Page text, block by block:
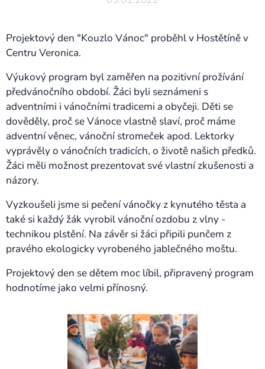
Projektový den "Kouzlo Vánoc" proběhl v Hostětíně v
Centru Veronica.
Výukový program byl zaměřen na pozitivní prožívání
předvánočního období. Žáci byli seznámeni s
adventními i vánočními tradicemi a obyčeji. Děti se
dověděly, proč se Vánoce vlastně slaví, proč máme
adventní věnec, vánoční stromeček apod. Lektorky
vyprávěly o vánočních tradicích, o životě našich předků.
Žáci měli možnost prezentovat své vlastní zkušenosti a
názory.
Vyzkoušeli jsme si pečení vánočky z kynutého těsta a
také si každý žák vyrobil vánoční ozdobu z vlny -
technikou plstění. Na závěr si žáci připili punčem z
pravého ekologicky vyrobeného jablečného moštu.
Projektový den se dětem moc líbil, připravený program
hodnotíme jako velmi přínosný.